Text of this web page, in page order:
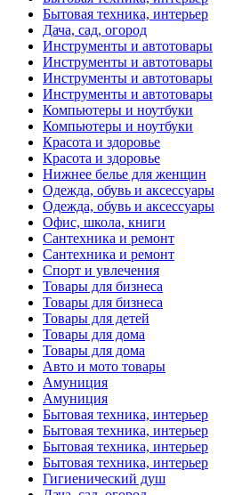
Бытовая техника, интерьер
Дача, сад, огород
Инструменты и автотовары
Инструменты и автотовары
Инструменты и автотовары
Инструменты и автотовары
Компьютеры и ноутбуки
Компьютеры и ноутбуки
Красота и здоровье
Красота и здоровье
Нижнее белье для женщин
Одежда, обувь и аксессуары
Одежда, обувь и аксессуары
Офис, школа, книги
Сантехника и ремонт
Сантехника и ремонт
Спорт и увлечения
Товары для бизнеса
Товары для бизнеса
Товары для детей
Товары для дома
Товары для дома
Авто и мото товары
Амуниция
Амуниция
Бытовая техника, интерьер
Бытовая техника, интерьер
Бытовая техника, интерьер
Бытовая техника, интерьер
Гигиенический душ